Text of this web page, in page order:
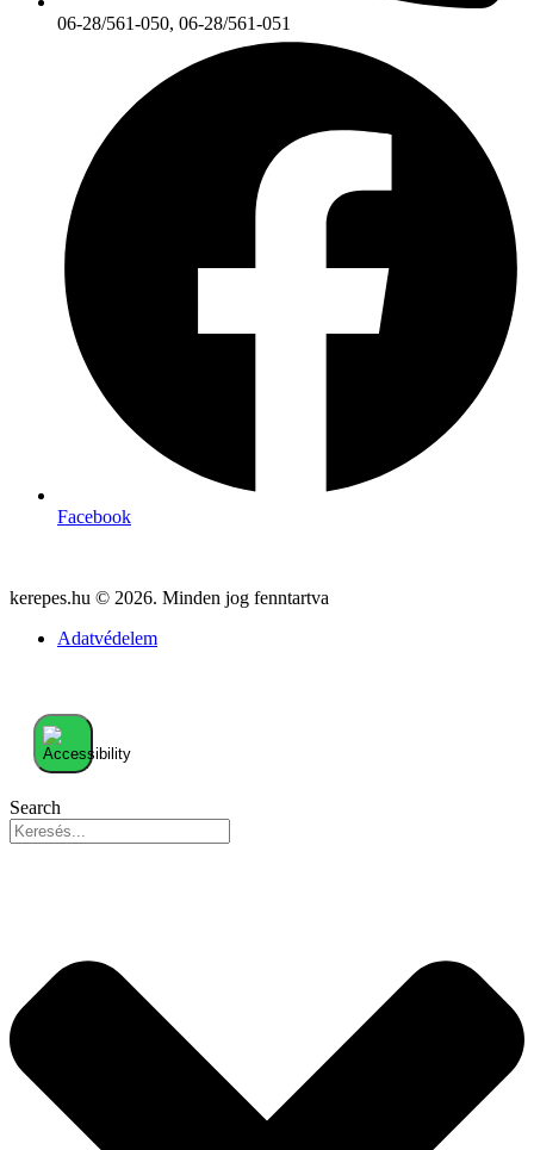
06-28/561-050, 06-28/561-051
Facebook
kerepes.hu © 2026. Minden jog fenntartva
Adatvédelem
Search